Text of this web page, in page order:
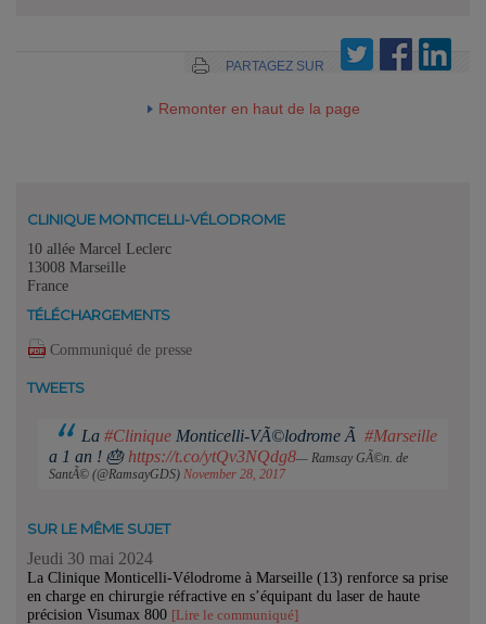
PARTAGEZ SUR
Remonter en haut de la page
CLINIQUE MONTICELLI-VÉLODROME
10 allée Marcel Leclerc
13008 Marseille
France
TÉLÉCHARGEMENTS
Communiqué de presse
TWEETS
La #Clinique Monticelli-VÃ©lodrome Ã #Marseille
a 1 an ! 🎂 https://t.co/ytQv3NQdg8— Ramsay GÃ©n. de
SantÃ© (@RamsayGDS) November 28, 2017
SUR LE MÊME SUJET
Jeudi 30 mai 2024
La Clinique Monticelli-Vélodrome à Marseille (13) renforce sa prise
en charge en chirurgie réfractive en s’équipant du laser de haute
précision Visumax 800 [Lire le communiqué]